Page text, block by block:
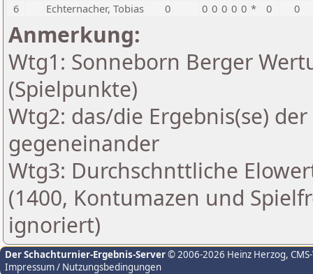
6
Echternacher, Tobias 0 0 0 0 0 0 * 0 0
Anmerkung:
Wtg1: Sonneborn Berger
(Spielpunkte)
Wtg2: das/die Ergebnis(se)
gegeneinander
Wtg3: Durchschnttliche
(1400, Kontumazen und
ignoriert)
Der Schachturnier-Ergebnis-Server© 2006-2026 Heinz Herzog,
Impressum / Nutzungsbedingungen